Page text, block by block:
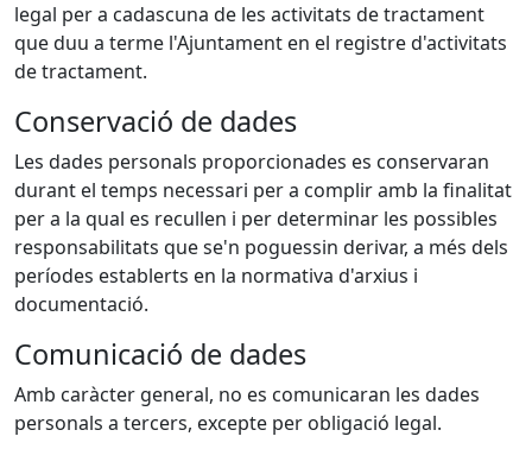
legal per a cadascuna de les activitats de tractament
que duu a terme l'Ajuntament en el registre d'activitats
de tractament.
Conservació de dades
Les dades personals proporcionades es conservaran
durant el temps necessari per a complir amb la finalitat
per a la qual es recullen i per determinar les possibles
responsabilitats que se'n poguessin derivar, a més dels
períodes establerts en la normativa d'arxius i
documentació.
Comunicació de dades
Amb caràcter general, no es comunicaran les dades
personals a tercers, excepte per obligació legal.